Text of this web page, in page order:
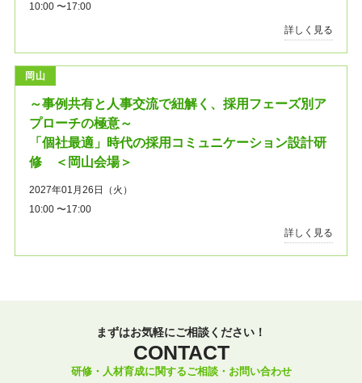
10:00 〜17:00
詳しく見る
岡山
～事例共有と人事交流で紐解く、採用フェーズ別ア
プローチの極意～
「個社最適」時代の採用コミュニケーション設計研
修 ＜岡山会場＞
2027年01月26日（火）
10:00 〜17:00
詳しく見る
まずはお気軽にご相談ください！
CONTACT
研修・人材育成に関するご相談・お問い合わせ